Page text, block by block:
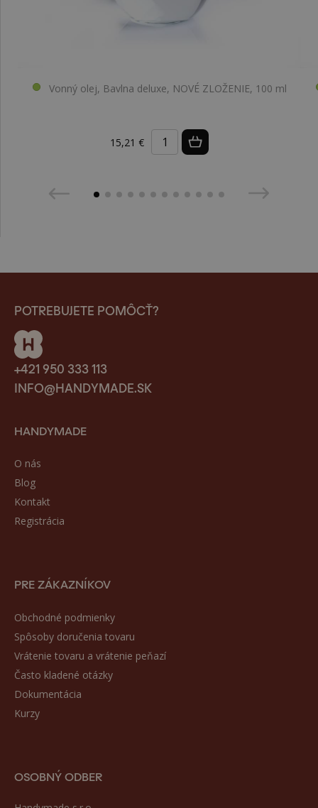
Vonný olej, Bavlna deluxe, NOVÉ ZLOŽENIE, 100 ml
15,21 €
POTREBUJETE POMÔCŤ?
+421 950 333 113
INFO@HANDYMADE.SK
HANDYMADE
O nás
Blog
Kontakt
Registrácia
PRE ZÁKAZNÍKOV
Obchodné podmienky
Spôsoby doručenia tovaru
Vrátenie tovaru a vrátenie peňazí
Často kladené otázky
Dokumentácia
Kurzy
OSOBNÝ ODBER